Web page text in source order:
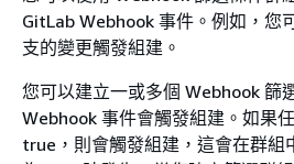
GitLab Webhook 事件。例如，您
支的變更觸發組建。
您可以建立一或多個 Webhook 篩
Webhook 事件會觸發組建。如果
true，則會觸發組建，這會在群組